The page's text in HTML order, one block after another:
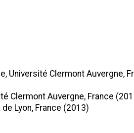
Université Clermont Auvergne,
Clermont Auvergne, France
Lyon, France (2013)